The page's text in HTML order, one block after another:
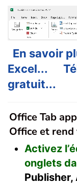
En savoir
Excel...
gratuit...
Office Tab
Office et
Activez
onglets